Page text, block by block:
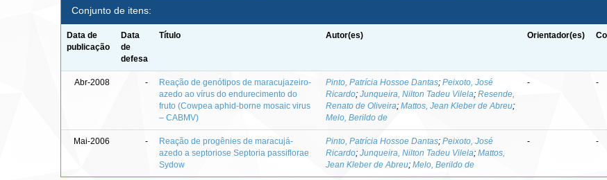
Conjunto de itens:
Data de
publicação
Data
de
defesa
Título Autor(es) Orientador(es)
Abr-2008 -
Reação de genótipos de maracujazeiro-
azedo ao vírus do endurecimento do
fruto (Cowpea aphid-borne mosaic virus
– CABMV)
Pinto, Patrícia Hossoe Dantas;Peixoto, José
Ricardo;Junqueira, Nilton Tadeu Vilela;Resende,
Renato de Oliveira;Mattos, Jean Kleber de Abreu;
Melo, Berildo de
- -
Mai-2006 -
Reação de progênies de maracujá-
azedo a septoriose Septoria passiflorae
Sydow
Pinto, Patrícia Hossoe Dantas;Peixoto, José
Ricardo;Junqueira, Nilton Tadeu Vilela;Mattos,
Jean Kleber de Abreu;Melo, Berildo de
- -